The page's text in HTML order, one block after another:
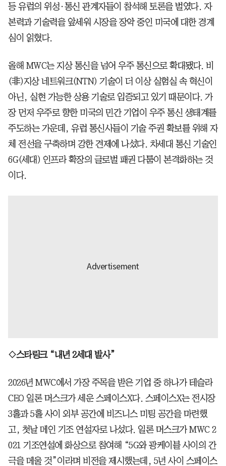
등 유럽의 위성·통신 관계자들이 참석해 토론을 벌였다. 자
본력과 기술력을 앞세워 시장을 장악 중인 미국에 대한 경계
심이 읽혔다.
올해 MWC는 지상 통신을 넘어 우주 통신으로 확대됐다. 비
(非)지상 네트워크(NTN) 기술이 더 이상 실험실 속 혁신이
아닌, 실현 가능한 상용 기술로 입증되고 있기 때문이다. 가
장 먼저 우주로 향한 미국의 민간 기업이 우주 통신 생태계를
주도하는 가운데, 유럽 통신사들이 기술 주권 확보를 위해 자
체 전선을 구축하며 강한 견제에 나섰다. 차세대 통신 기술인
6G(세대) 인프라 확장의 글로벌 패권 다툼이 본격화하는 것
이다.
◇스타링크 “내년 2세대 발사”
2026년 MWC에서 가장 주목을 받은 기업 중 하나가 테슬라
CEO 일론 머스크가 세운 스페이스X다. 스페이스X는 전시장
3홀과 5홀 사이 외부 공간에 비즈니스 미팅 공간을 마련했
고, 첫날 메인 기조 연설자로 나섰다. 일론 머스크가 MWC 2
021 기조연설에 화상으로 참여해 “5G와 광케이블 사이의 간
극을 메울 것”이라며 비전을 제시했는데, 5년 사이 스페이스